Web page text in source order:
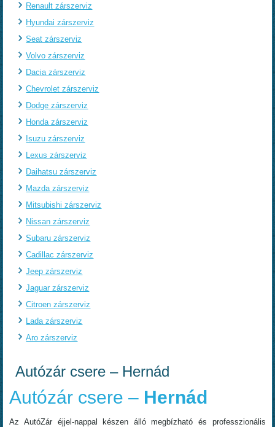
Renault zárszerviz
Hyundai zárszerviz
Seat zárszerviz
Volvo zárszerviz
Dacia zárszerviz
Chevrolet zárszerviz
Dodge zárszerviz
Honda zárszerviz
Isuzu zárszerviz
Lexus zárszerviz
Daihatsu zárszerviz
Mazda zárszerviz
Mitsubishi zárszerviz
Nissan zárszerviz
Subaru zárszerviz
Cadillac zárszerviz
Jeep zárszerviz
Jaguar zárszerviz
Citroen zárszerviz
Lada zárszerviz
Aro zárszerviz
Autózár csere – Hernád
Autózár csere – Hernád
Az AutóZár éjjel-nappal készen álló megbízható és professzionális